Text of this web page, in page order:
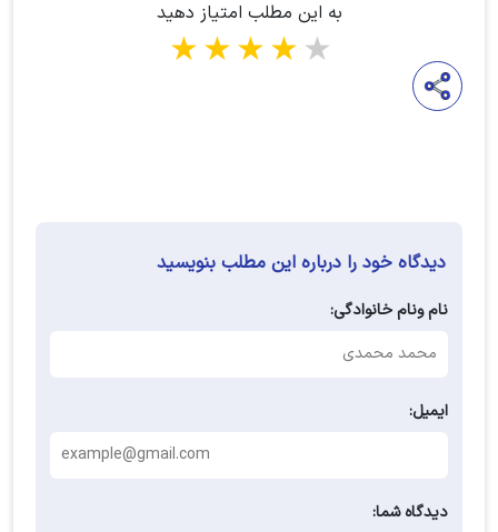
به این مطلب امتیاز دهید
5 stars
4 stars
3 stars
2 stars
دیدگاه خود را درباره این مطلب بنویسید
نام ونام خانوادگی:
ایمیل:
دیدگاه شما: